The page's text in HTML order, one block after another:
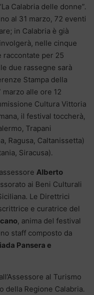
Calabria delle donne”.
al 31 marzo, 72 eventi
in Calabria è già
nelle cinque
per 25
due rassegne sarà
Stampa della
alle ore 12
Cultura Vittoria
il festival toccherà,
Trapani
Ragusa, Caltanissetta)
Siracusa).
Alberto
ai Beni Culturali
Le Direttrici
e curatrice del
, anima del festival
staff composto da
Pansera e
al Turismo
della Regione Calabria.